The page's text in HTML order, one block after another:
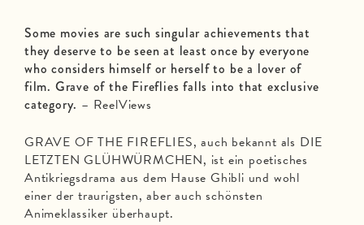
Some movies are such singular achievements that
they deserve to be seen at least once by everyone
who considers himself or herself to be a lover of
film. Grave of the Fireflies falls into that exclusive
category. – ReelViews
GRAVE OF THE FIREFLIES, auch bekannt als DIE
LETZTEN GLÜHWÜRMCHEN, ist ein poetisches
Antikriegsdrama aus dem Hause Ghibli und wohl
einer der traurigsten, aber auch schönsten
Animeklassiker überhaupt.